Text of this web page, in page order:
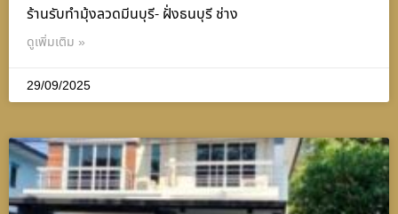
ร้านรับทำมุ้งลวดมีนบุรี- ฝั่งธนบุรี ช่าง
ดูเพิ่มเติม »
29/09/2025